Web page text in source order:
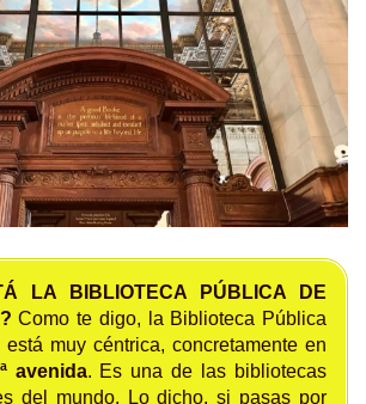
LA BIBLIOTECA PÚBLICA DE
Como te digo, la Biblioteca Pública
muy céntrica, concretamente en
avenida. Es una de las bibliotecas
del mundo. Lo dicho, si pasas por